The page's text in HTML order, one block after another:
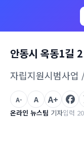
안동시 옥동1길
자립지원시범사업
온라인 뉴스팀 기자입력
A- A A+